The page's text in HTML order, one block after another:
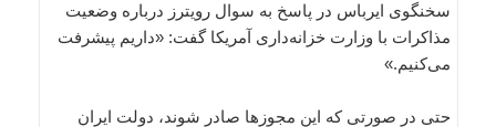
سخنگوی ایرباس در پاسخ به سوال رویترز درباره وضعیت
مذاکرات با وزارت خزانه‌داری آمریکا گفت: «داریم پیشرفت
می‌کنیم.»
حتی در صورتی که این مجوزها صادر شوند، دولت ایران